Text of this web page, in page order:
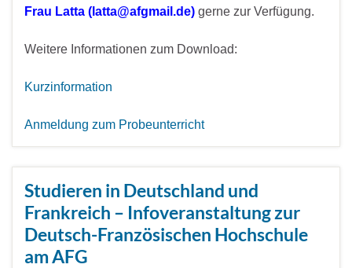
Frau Latta (latta@afgmail.de) gerne zur Verfügung.
Weitere Informationen zum Download:
Kurzinformation
Anmeldung zum Probeunterricht
Studieren in Deutschland und
Frankreich – Infoveranstaltung zur
Deutsch-Französischen Hochschule
am AFG